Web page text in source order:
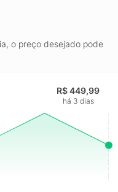
o preço desejado pode
R$ 449,99
há 3 dias